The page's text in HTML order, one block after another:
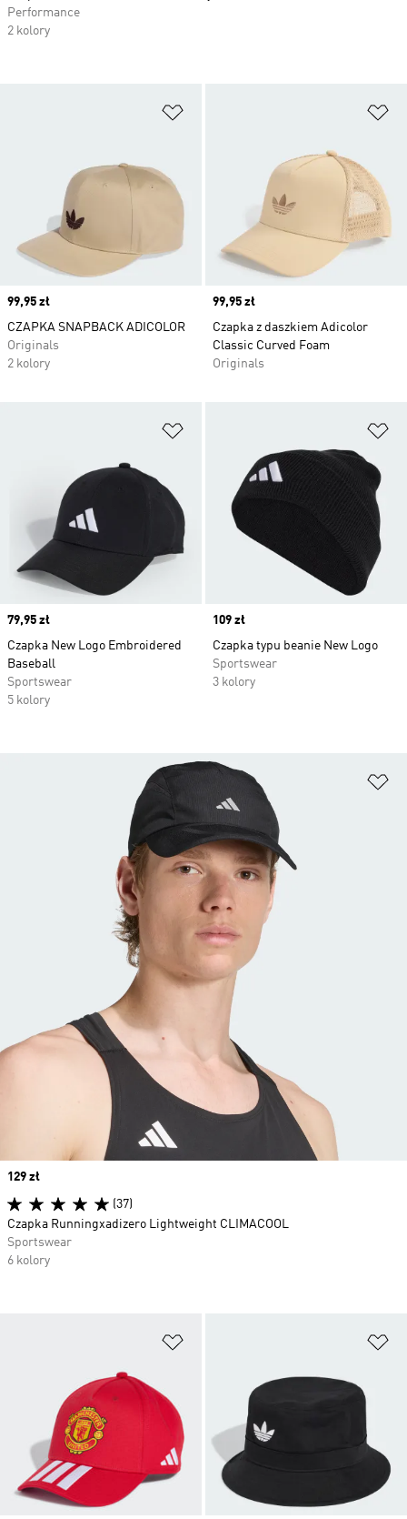
Price
99,95 zł
CZAPKA SNAPBACK ADICOLOR
Originals
2 kolory
Price
99,95 zł
Czapka z daszkiem Adicolor
Classic Curved Foam
Originals
Price
79,95 zł
Czapka New Logo Embroidered
Baseball
Sportswear
5 kolory
Price
109 zł
Czapka typu beanie New Logo
Sportswear
3 kolory
Price
129 zł
(37)
Czapka Runningxadizero Lightweight CLIMACOOL
Sportswear
6 kolory
Performance
2 kolory